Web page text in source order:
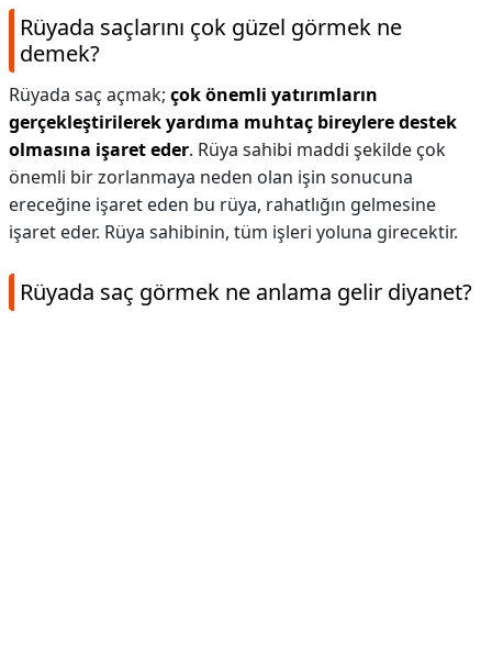
Rüyada saçlarını çok güzel görmek ne
demek?
Rüyada saç açmak; çok önemli yatırımların
gerçekleştirilerek yardıma muhtaç bireylere destek
olmasına işaret eder. Rüya sahibi maddi şekilde çok
önemli bir zorlanmaya neden olan işin sonucuna
ereceğine işaret eden bu rüya, rahatlığın gelmesine
işaret eder. Rüya sahibinin, tüm işleri yoluna girecektir.
Rüyada saç görmek ne anlama gelir diyanet?